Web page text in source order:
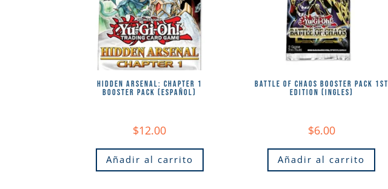
HIDDEN ARSENAL: CHAPTER 1
BOOSTER PACK (ESPAÑOL)
$12.00
Añadir al carrito
BATTLE OF CHAOS BOOSTER PACK 1ST
EDITION (INGLES)
$6.00
Añadir al carrito